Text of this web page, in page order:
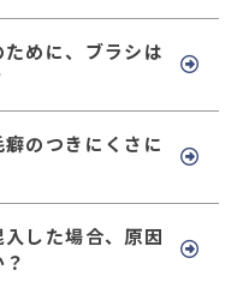
めに、ブラシは
のつきにくさに
した場合、原因